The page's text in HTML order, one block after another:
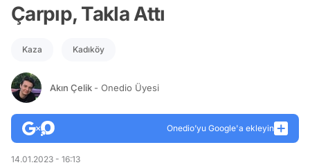
Çarpıp, Takla Attı
Kaza Kadıköy
Akın Çelik - Onedio Üyesi
Onedio’yu Google'a ekleyin
14.01.2023 - 16:13